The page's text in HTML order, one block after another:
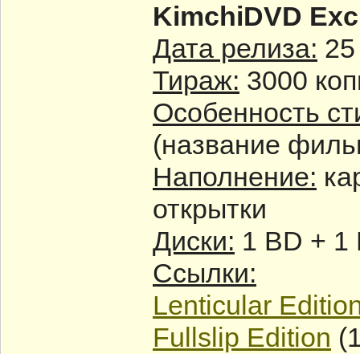
KimchiDVD
Дата релиза:
Тираж: 3000
Особенность
(название
Наполнение:
открытки
Диски: 1 BD + 1
Ссылки:
Lenticular
Fullslip Edition